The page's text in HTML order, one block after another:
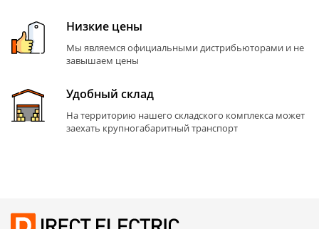
Низкие цены
Мы являемся официальными дистрибьюторами и не
завышаем цены
Удобный склад
На территорию нашего складского комплекса может
заехать крупногабаритный транспорт